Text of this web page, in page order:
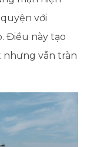
với
Điều này tạo
nhưng vẫn tràn